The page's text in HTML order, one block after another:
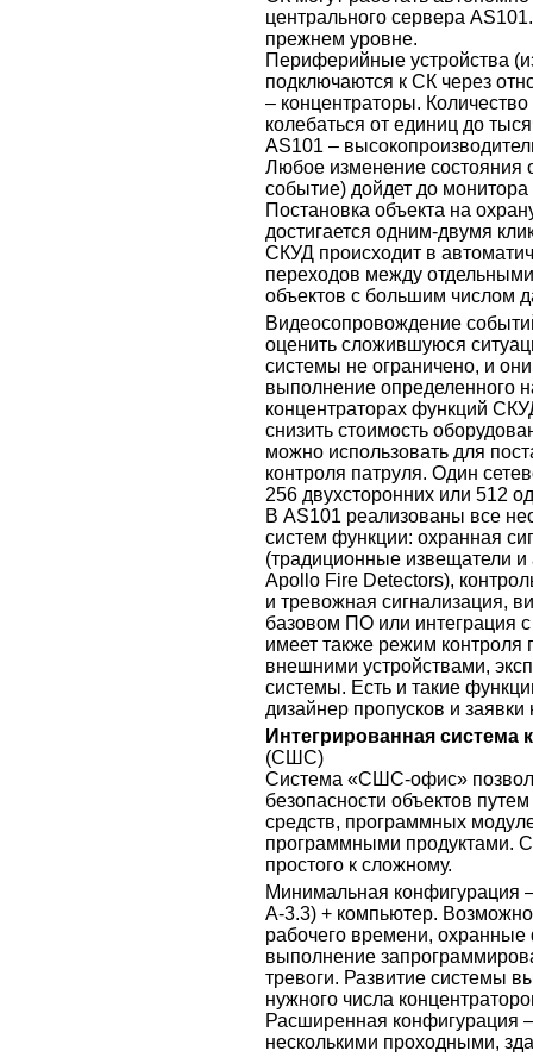
центрального сервера
прежнем уровне.
Периферийные устройства
подключаются к СК через
– концентраторы.
колебаться от единиц до
AS101 –
Любое изменение состояния
событие) дойдет до
Постановка объекта на
достигается одним-двумя
СКУД происходит в
переходов между
объектов с большим числом
Видеосопровождение
оценить сложившуюся
системы не ограничено, и
выполнение определенного
концентраторах функций
снизить стоимость
можно использовать для
контроля патруля. Один
256 двухсторонних или 512
В AS101 реализованы все
систем функции: охранная
(традиционные извещатели
Apollo Fire Detectors),
и тревожная сигнализация,
базовом ПО или интеграция
имеет также режим контроля
внешними устройствами,
системы. Есть и такие
дизайнер пропусков и заявки
Интегрированная
(СШС)
Система «СШС-офис»
безопасности объектов
средств, программных
программными продуктами.
простого к сложному.
Минимальная конфигурация
А-3.3) + компьютер.
рабочего времени,
выполнение
тревоги. Развитие системы
нужного числа
Расширенная конфигурация
несколькими проходными,